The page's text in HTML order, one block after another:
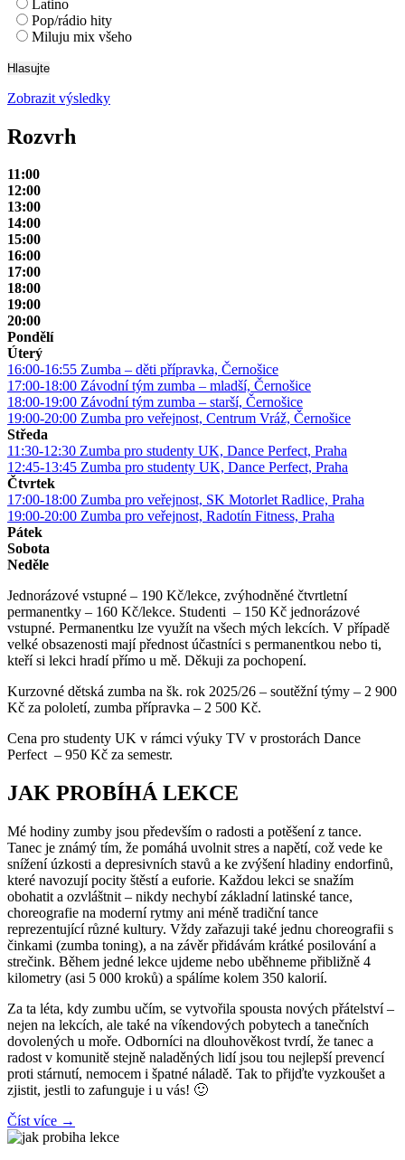
Latino
Pop/rádio hity
Miluju mix všeho
Zobrazit výsledky
Rozvrh
11:00
12:00
13:00
14:00
15:00
16:00
17:00
18:00
19:00
20:00
Pondělí
Úterý
16:00-16:55 Zumba – děti přípravka, Černošice
17:00-18:00 Závodní tým zumba – mladší, Černošice
18:00-19:00 Závodní tým zumba – starší, Černošice
19:00-20:00 Zumba pro veřejnost, Centrum Vráž, Černošice
Středa
11:30-12:30 Zumba pro studenty UK, Dance Perfect, Praha
12:45-13:45 Zumba pro studenty UK, Dance Perfect, Praha
Čtvrtek
17:00-18:00 Zumba pro veřejnost, SK Motorlet Radlice, Praha
19:00-20:00 Zumba pro veřejnost, Radotín Fitness, Praha
Pátek
Sobota
Neděle
Jednorázové vstupné – 190 Kč/lekce, zvýhodněné čtvrtletní
permanentky – 160 Kč/lekce. Studenti – 150 Kč jednorázové
vstupné. Permanentku lze využít na všech mých lekcích. V případě
velké obsazenosti mají přednost účastníci s permanentkou nebo ti,
kteří si lekci hradí přímo u mě. Děkuji za pochopení.
Kurzovné dětská zumba na šk. rok 2025/26 – soutěžní týmy – 2 900
Kč za pololetí, zumba přípravka – 2 500 Kč.
Cena pro studenty UK v rámci výuky TV v prostorách Dance
Perfect – 950 Kč za semestr.
JAK PROBÍHÁ LEKCE
Mé hodiny zumby jsou především o radosti a potěšení z tance.
Tanec je známý tím, že pomáhá uvolnit stres a napětí, což vede ke
snížení úzkosti a depresivních stavů a ke zvýšení hladiny endorfinů,
které navozují pocity štěstí a euforie. Každou lekci se snažím
obohatit a ozvláštnit – nikdy nechybí základní latinské tance,
choreografie na moderní rytmy ani méně tradiční tance
reprezentující různé kultury. Vždy zařazuji také jednu choreografii s
činkami (zumba toning), a na závěr přidávám krátké posilování a
strečink. Během jedné lekce ujdeme nebo uběhneme přibližně 4
kilometry (asi 5 000 kroků) a spálíme kolem 350 kalorií.
Za ta léta, kdy zumbu učím, se vytvořila spousta nových přátelství –
nejen na lekcích, ale také na víkendových pobytech a tanečních
dovolených u moře. Odborníci na dlouhověkost tvrdí, že tanec a
radost v komunitě stejně naladěných lidí jsou tou nejlepší prevencí
proti stárnutí, nemocem i špatné náladě. Tak to přijďte vyzkoušet a
zjistit, jestli to zafunguje i u vás! 🙂
Číst více →